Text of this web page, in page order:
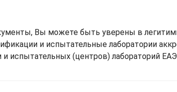
Вы можете быть уверены в
и испытательные лаборатории
испытательных (центров) лабораторий